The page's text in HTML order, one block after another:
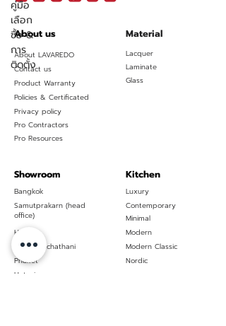
คู่มือ
เลือก
ซื้อ &
การ
ติดตั้ง
About us
About LAVAREDO
Contact us
Product Warranty
Material
Lacquer
Laminate
Glass
Policies & Certificated
Privacy policy
Pro Contractors
Pro Resources
Showroom
Bangkok
Samutprakarn (head
office)
Huahin
Ubon Ratchathani
Phuket
Kitchen
Luxury
Contemporary
Minimal
Modern
Modern Classic
Nordic
Hatyai